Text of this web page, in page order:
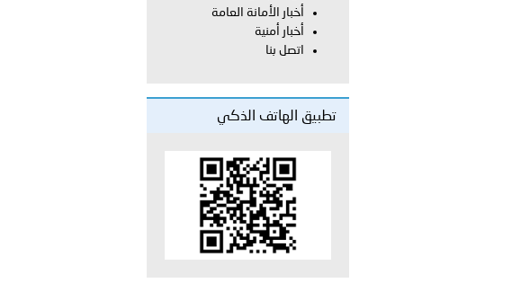
2026/08/05 م - شرطة أبوظبي تحذر من زيادة عدد الركاب في المركبات حفاظًا على سلامة
2026/08/05 م - شرطة أبوظبي تطلع وفد الشرطة الإيطالية على منظومتي التأهيل الشرطي
2026/08/05 م - شرطة أبوظبي تنظم حملة للتبرع بالدم في منطقة الظفرة تعزيزا للمسؤولية
أخبار الأمانة العامة
أخبار أمنية
اتصل بنا
تطبيق الهاتف الذكي